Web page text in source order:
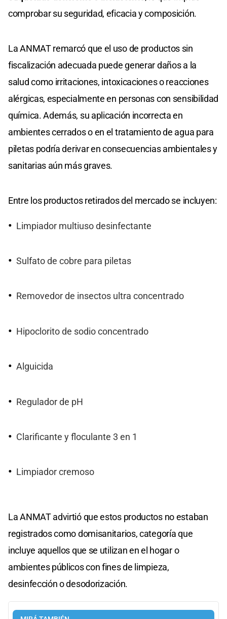
comprobar su seguridad, eficacia y composición.
La ANMAT remarcó que el uso de productos sin
fiscalización adecuada puede generar daños a la
salud como irritaciones, intoxicaciones o reacciones
alérgicas, especialmente en personas con sensibilidad
química. Además, su aplicación incorrecta en
ambientes cerrados o en el tratamiento de agua para
piletas podría derivar en consecuencias ambientales y
sanitarias aún más graves.
Entre los productos retirados del mercado se incluyen:
Limpiador multiuso desinfectante
Sulfato de cobre para piletas
Removedor de insectos ultra concentrado
Hipoclorito de sodio concentrado
Alguicida
Regulador de pH
Clarificante y floculante 3 en 1
Limpiador cremoso
La ANMAT advirtió que estos productos no estaban
registrados como domisanitarios, categoría que
incluye aquellos que se utilizan en el hogar o
ambientes públicos con fines de limpieza,
desinfección o desodorización.